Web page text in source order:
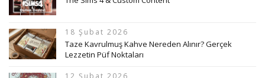
18 Şubat 2026
Taze Kavrulmuş Kahve Nereden Alınır? Gerçek
Lezzetin Püf Noktaları
12 Şubat 2026